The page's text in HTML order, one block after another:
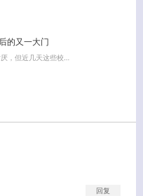
的又一大门
，但近几天这些校…
回复